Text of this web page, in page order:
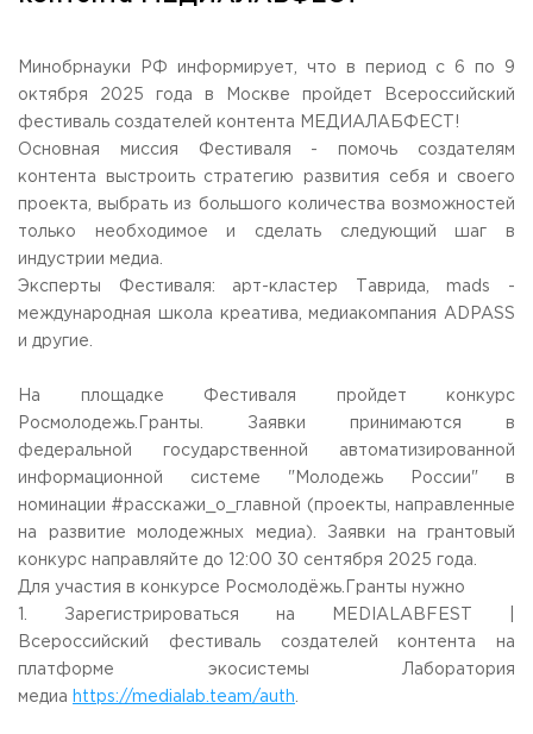
Общежитие / Кампус РГУТИС
Contacts
Scientific activity
Additional education
Федеральный ресурсный центр
Федеральное учебно-методическое объединение в
системе ВО
Federal educational and methodical association in the
system of secondary vocational education
Labor union committee
Competition of teaching staff
ORDER A CALLBACK
ADDRESS
99 Glavnaya Street, dp.Cherkizovo, Urban district Pushkinsky,
Moscow region, 141221
+7 (495) 940 83 58
E-MAIL
WORKING HOURS
Mo-th: from 09:00 to 18:00;
Fr: from 09:00 to 16:45;
Минобрнауки РФ информирует, что в период с 6 по 9
октября 2025 года в Москве пройдет Всероссийский
фестиваль создателей контента МЕДИАЛАБФЕСТ!
Основная миссия Фестиваля - помочь создателям
контента выстроить стратегию развития себя и своего
проекта, выбрать из большого количества возможностей
только необходимое и сделать следующий шаг в
индустрии медиа.
Эксперты Фестиваля: арт-кластер Таврида, mads -
международная школа креатива, медиакомпания ADPASS
и другие.
На площадке Фестиваля пройдет конкурс
Росмолодежь.Гранты. Заявки принимаются в
федеральной государственной автоматизированной
информационной системе "Молодежь России" в
номинации #расскажи_о_главной (проекты, направленные
на развитие молодежных медиа). Заявки на грантовый
конкурс направляйте до 12:00 30 сентября 2025 года.
Для участия в конкурсе Росмолодёжь.Гранты нужно
1. Зарегистрироваться на MEDIALABFEST |
Всероссийский фестиваль создателей контента на
платформе экосистемы Лаборатория
медиа https://medialab.team/auth